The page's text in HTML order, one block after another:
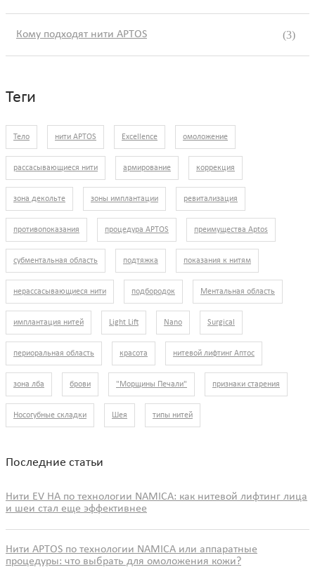
Кому подходят нити APTOS (3)
Теги
Тело нити APTOS Excellence омоложение
рассасывающиеся нити армирование коррекция
зона декольте зоны имплантации ревитализация
противопоказания процедура APTOS преимущества Aptos
субментальная область подтяжка показания к нитям
нерассасывающиеся нити подбородок Ментальная область
имплантация нитей Light Lift Nano Surgical
периоральная область красота нитевой лифтинг Аптос
зона лба брови "Морщины Печали" признаки старения
Носогубные складки Шея типы нитей
Последние статьи
Нити EV HA по технологии NAMICA: как нитевой лифтинг лица
и шеи стал еще эффективнее
Нити APTOS по технологии NAMICA или аппаратные
процедуры: что выбрать для омоложения кожи?